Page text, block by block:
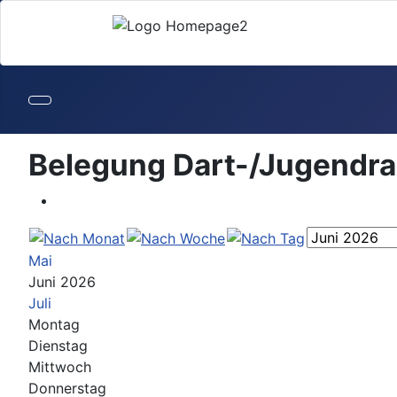
Belegung Dart-/
Mai
Juni 2026
Juli
Montag
Dienstag
Mittwoch
Donnerstag